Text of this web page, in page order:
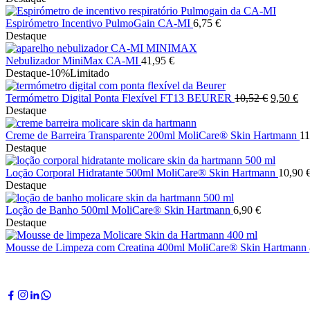
Espirómetro Incentivo PulmoGain CA-MI 6,75 €
Destaque
Nebulizador MiniMax CA-MI 41,95 €
Destaque-10%Limitado
Termómetro Digital Ponta Flexível FT13 BEURER 10,52€ O
era:
9,50 €O
é:
Destaque
Creme de Barreira Transparente 200ml MoliCare® Skin Hartmann
Destaque
Loção Corporal Hidratante 500ml MoliCare® Skin Hartmann 10,90
Destaque
Loção de Banho 500ml MoliCare® Skin Hartmann 6,90 €
Destaque
Mousse de Limpeza com Creatina 400ml MoliCare® Skin Hartmann